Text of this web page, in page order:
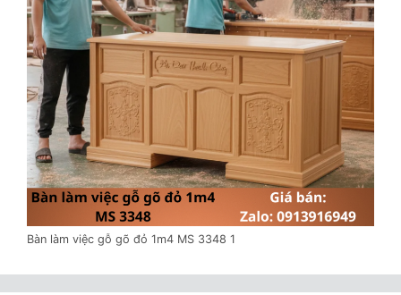
Bàn làm việc gỗ gõ đỏ 1m4 MS 3348 1